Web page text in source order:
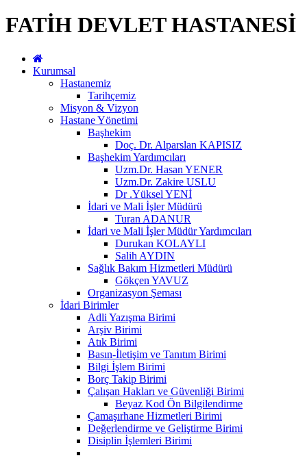
FATİH DEVLET HASTANESİ
Kurumsal
Hastanemiz
Tarihçemiz
Misyon & Vizyon
Hastane Yönetimi
Başhekim
Doç. Dr. Alparslan KAPISIZ
Başhekim Yardımcıları
Uzm.Dr. Hasan YENER
Uzm.Dr. Zakire USLU
Dr .Yüksel YENİ
İdari ve Mali İşler Müdürü
Turan ADANUR
İdari ve Mali İşler Müdür Yardımcıları
Durukan KOLAYLI
Salih AYDIN
Sağlık Bakım Hizmetleri Müdürü
Gökçen YAVUZ
Organizasyon Şeması
İdari Birimler
Adli Yazışma Birimi
Arşiv Birimi
Atık Birimi
Basın-İletişim ve Tanıtım Birimi
Bilgi İşlem Birimi
Borç Takip Birimi
Çalışan Hakları ve Güvenliği Birimi
Beyaz Kod Ön Bilgilendirme
Çamaşırhane Hizmetleri Birimi
Değerlendirme ve Geliştirme Birimi
Disiplin İşlemleri Birimi